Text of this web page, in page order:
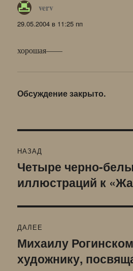
verv
29.05.2004 в 11:25 пп
хорошая——
Обсуждение закрыто.
по
записям
НАЗАД
Предыдущая
запись:
Четыре черно-
иллюстраций к
ДАЛЕЕ
Следующая
запись:
Михаилу
художнику,